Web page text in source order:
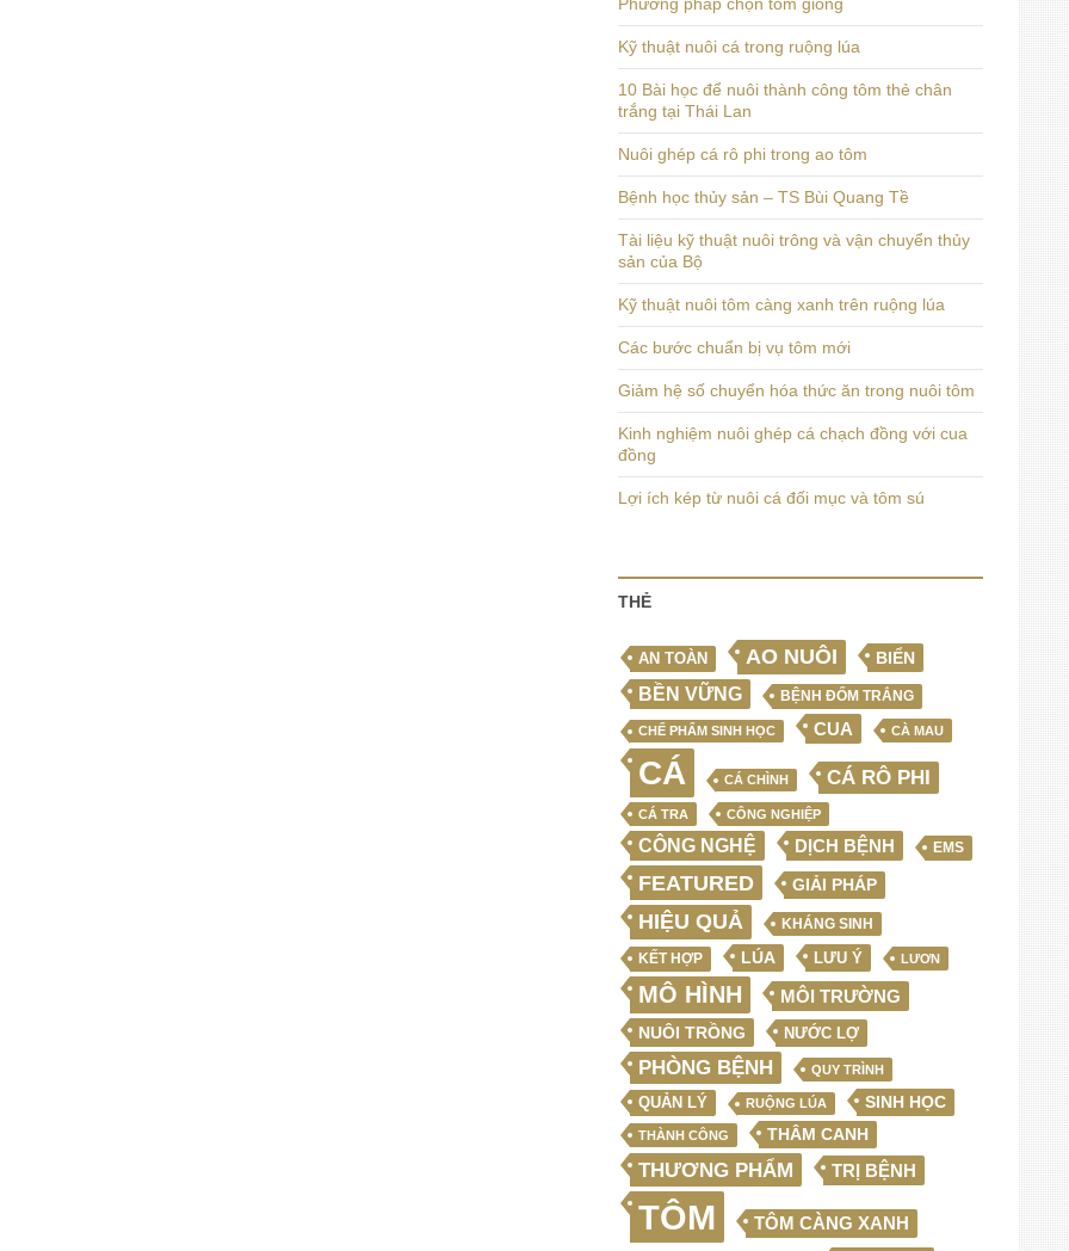
Kỹ thuật nuôi cá trong ruộng lúa
10 Bài học để nuôi thành công tôm thẻ chân
trắng tại Thái Lan
Nuôi ghép cá rô phi trong ao tôm
Bệnh học thủy sản – TS Bùi Quang Tề
Tài liệu kỹ thuật nuôi trông và vận chuyển thủy
sản của Bộ
Kỹ thuật nuôi tôm càng xanh trên ruộng lúa
Các bước chuẩn bị vụ tôm mới
Giảm hệ số chuyển hóa thức ăn trong nuôi tôm
Kinh nghiệm nuôi ghép cá chạch đồng với cua
đồng
Lợi ích kép từ nuôi cá đối mục và tôm sú
THẺ
AN TOÀN AO NUÔI BIỂN
BỀN VỮNG BỆNH ĐỐM TRẮNG
CHẾ PHẨM SINH HỌC CUA CÀ MAU
CÁ CÁ CHÌNH CÁ RÔ PHI
CÁ TRA CÔNG NGHIỆP
CÔNG NGHỆ DỊCH BỆNH EMS
FEATURED GIẢI PHÁP
HIỆU QUẢ KHÁNG SINH
KẾT HỢP LÚA LƯU Ý LƯƠN
MÔ HÌNH MÔI TRƯỜNG
NUÔI TRỒNG NƯỚC LỢ
PHÒNG BỆNH QUY TRÌNH
QUẢN LÝ RUỘNG LÚA SINH HỌC
THÀNH CÔNG THÂM CANH
THƯƠNG PHẨM TRỊ BỆNH
TÔM TÔM CÀNG XANH